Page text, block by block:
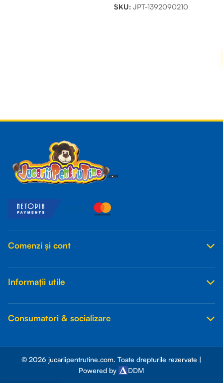
SKU: JPT-1392090210
Comenzi și cont
Informații utile
Consumatori & socializare
© 2026 jucariipentrutine.com. Toate drepturile rezervate |
Powered by
DDM